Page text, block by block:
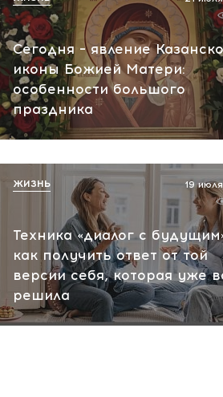
Сегодня – явление
иконы Божией Матери:
особенности большого
праздника
Техника «диалог с
как получить ответ от той
версии себя, которая уже
решила
19
ЖИЗНЬ